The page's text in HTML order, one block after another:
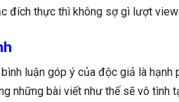
đích thực thì không sợ gì lượt view
luận góp ý của độc giả là hạnh
những bài viết như thế sẽ vô